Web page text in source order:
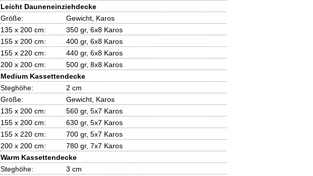
Leicht Dauneneinziehdecke
Größe:
Gewicht, Karos
135 x 200 cm:
350 gr, 6x8 Karos
155 x 200 cm:
400 gr, 6x8 Karos
155 x 220 cm:
440 gr, 6x8 Karos
200 x 200 cm:
500 gr, 8x8 Karos
Medium Kassettendecke
Steghöhe:
2 cm
Größe:
Gewicht, Karos
135 x 200 cm:
560 gr, 5x7 Karos
155 x 200 cm:
630 gr, 5x7 Karos
155 x 220 cm:
700 gr, 5x7 Karos
200 x 200 cm:
780 gr, 7x7 Karos
Warm Kassettendecke
Steghöhe:
3 cm